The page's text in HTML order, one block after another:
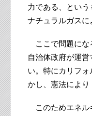
力である、という
ナチュラルガスに
ここで問題にな
自治体政府が運
い。特にカリフ
かし、憲法により
このためエネル